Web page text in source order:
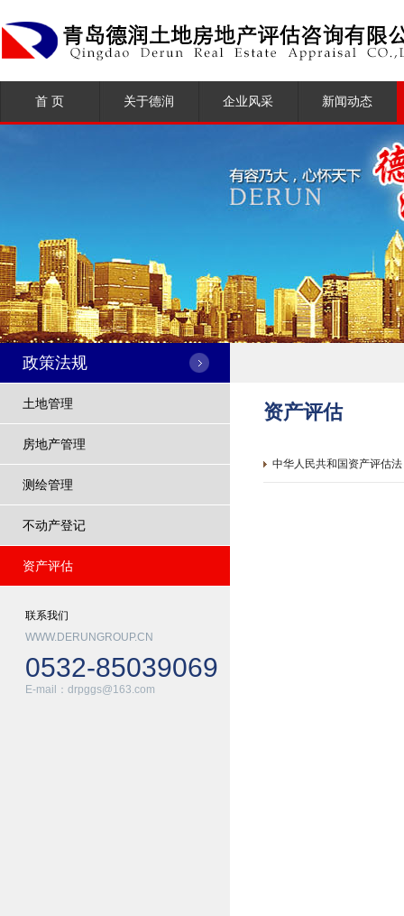
首 页 关于德润
大事记
企业风采 新闻动态
行业新闻
政策法规
土地管理
房地产管理
测绘管理
不动产登记
资产评估
联系我们
WWW.DERUNGROUP.CN
0532-85039069
E-mail：drpggs@163.com
资产评估
中华人民共和国资产评估法